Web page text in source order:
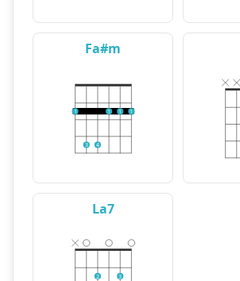
Fa#m
1
3 4
1 1 1
La7
2 3